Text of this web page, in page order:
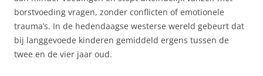
borstvoeding vragen, zonder conflicten of emotionele
trauma’s. In de hedendaagse westerse wereld gebeurt dat
bij langgevoede kinderen gemiddeld ergens tussen de
twee en de vier jaar oud.